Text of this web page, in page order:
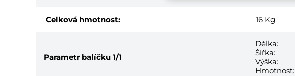
Celková hmotnost: 16 Kg
Parametr balíčku 1/1
Délka:
Šířka:
Výška:
Hmotnost: